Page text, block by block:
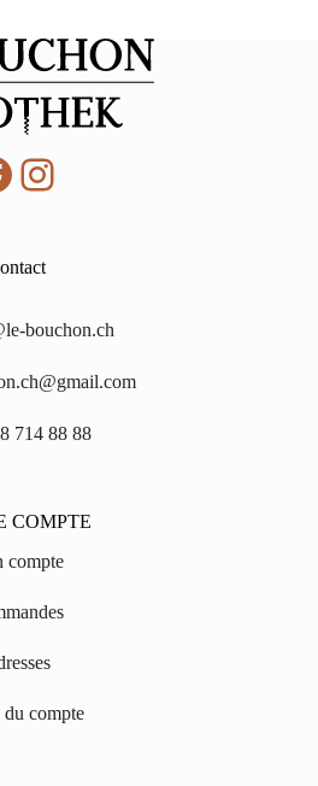
Instagram
bouchon.ch
714 88 88
COMPTE
compte
compte